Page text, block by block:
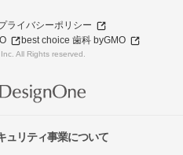
ライバシーポリシー
best choice 歯科 byGMO
All Rights reserved.
ュリティ事業について